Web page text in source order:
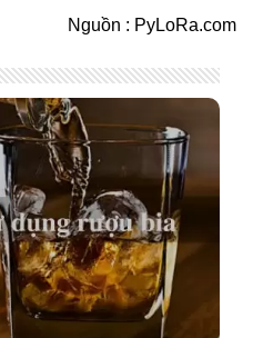
Nguồn : PyLoRa.com